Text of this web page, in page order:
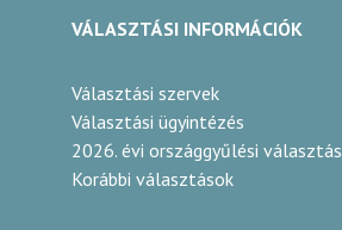
VÁLASZTÁSI INFORMÁCIÓK
Választási szervek
Választási ügyintézés
2026. évi országgyűlési választás
Korábbi választások